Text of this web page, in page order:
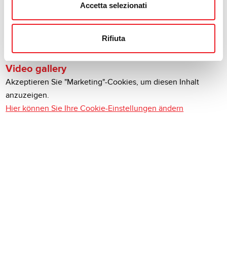
Accetta selezionati
Rifiuta
Video gallery
Akzeptieren Sie "Marketing"-Cookies, um diesen Inhalt
anzuzeigen.
Hier können Sie Ihre Cookie-Einstellungen ändern